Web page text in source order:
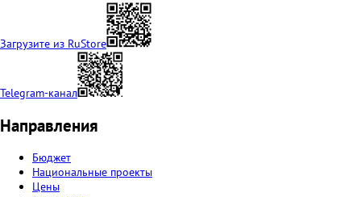
Загрузите из RuStore
Telegram-канал
Направления
Бюджет
Национальные проекты
Цены